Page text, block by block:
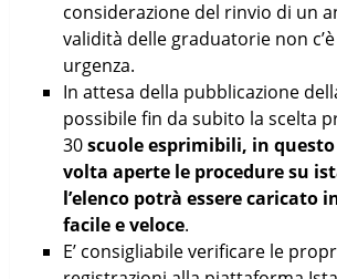
considerazione del rinvio di un
validità delle graduatorie non
urgenza.
In attesa della pubblicazione
possibile fin da subito la scelta
30scuole esprimibili, in
volta aperte le procedure su
l’elenco potrà essere caricato
facile e veloce.
E’ consigliabile verificare le